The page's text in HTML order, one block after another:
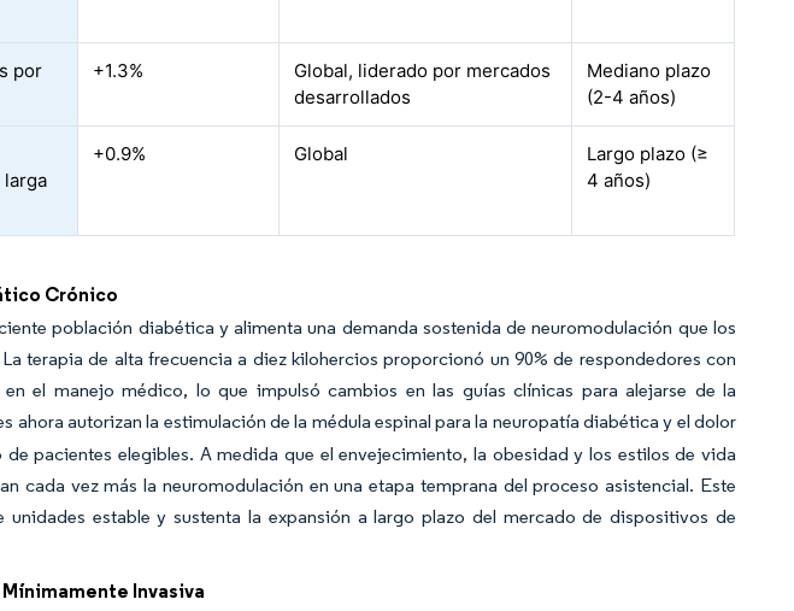
por
+1.3%
Global, liderado por mercados
desarrollados
Mediano plazo
(2-4 años)
larga
+0.9% Global
Largo plazo (≥
4 años)
Crónico
población diabética y alimenta una demanda sostenida de neuromodulación que los
terapia de alta frecuencia a diez kilohercios proporcionó un 90% de respondedores con
el manejo médico, lo que impulsó cambios en las guías clínicas para alejarse de la
ahora autorizan la estimulación de la médula espinal para la neuropatía diabética y el dolor
pacientes elegibles. A medida que el envejecimiento, la obesidad y los estilos de vida
cada vez más la neuromodulación en una etapa temprana del proceso asistencial. Este
estable y sustenta la expansión a largo plazo del mercado de dispositivos de
Invasiva